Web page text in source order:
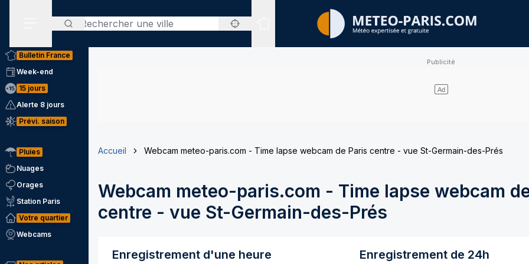
Rechercher
Sites expertisés
Bulletin France
Week-end
15 jours
Alerte 8 jours
Prévi. saison
Pluies
Nuages
Orages
Station Paris
Votre quartier
Webcams
Accueil Webcam meteo-paris.com - Time lapse webcam de Paris centre - vue St-Germain-des-Prés
Webcam meteo-paris.com - Time lapse webcam
centre - vue St-Germain-des-Prés
Enregistrement d'une heure Enregistrement de 24h